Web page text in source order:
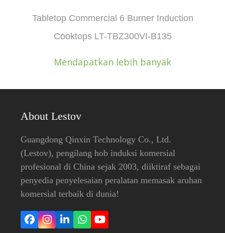
Tabletop Commercial 6 Burner Induction
Cooktops LT-TBZ300VI-B135
Mendapatkan lebih banyak
About Lestov
Guangdong Qinxin Technology Co., Ltd.
(Lestov), pengilang hob induksi komersial
profesional di China sejak 2003, diiktiraf sebagai
penyedia penyelesaian peralatan memasak aruhan
komersial terbaik di dunia!
Facebook
Instagram
LinkedIn
Whatsapp
YouTube